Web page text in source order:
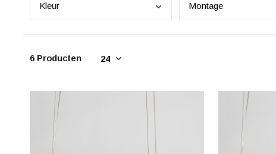
Kleur Montage
6 Producten